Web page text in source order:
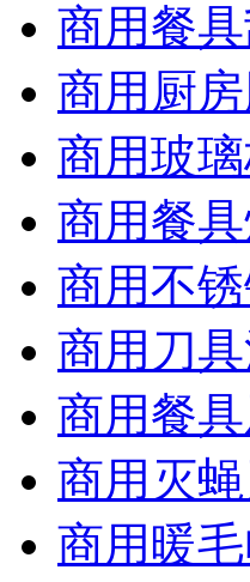
商用餐
商用厨
商用玻
商用餐
商用不
商用刀
商用餐
商用灭
商用暖